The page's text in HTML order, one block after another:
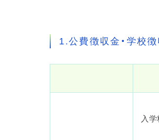
1.公費徴収金・学校徴
入学